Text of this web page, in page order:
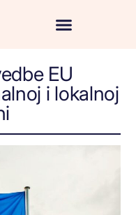
EU
i lokalnoj